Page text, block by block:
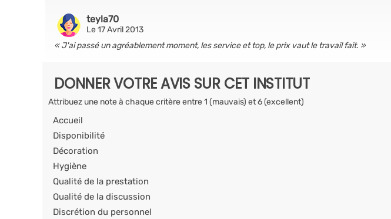
teyla70
Le 17 Avril 2013
J'ai passé un agréablement moment, les service et top, le prix vaut le travail fait.
DONNER VOTRE AVIS SUR CET INSTITUT
Attribuez une note à chaque critère entre 1 (mauvais) et 6 (excellent)
Accueil
Disponibilité
Décoration
Hygiène
Qualité de la prestation
Qualité de la discussion
Discrétion du personnel